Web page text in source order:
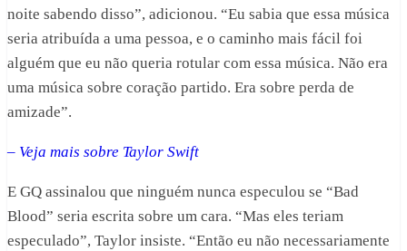
noite sabendo disso”, adicionou. “Eu sabia que essa música
seria atribuída a uma pessoa, e o caminho mais fácil foi
alguém que eu não queria rotular com essa música. Não era
uma música sobre coração partido. Era sobre perda de
amizade”.
– Veja mais sobre Taylor Swift
E GQ assinalou que ninguém nunca especulou se “Bad
Blood” seria escrita sobre um cara. “Mas eles teriam
especulado”, Taylor insiste. “Então eu não necessariamente